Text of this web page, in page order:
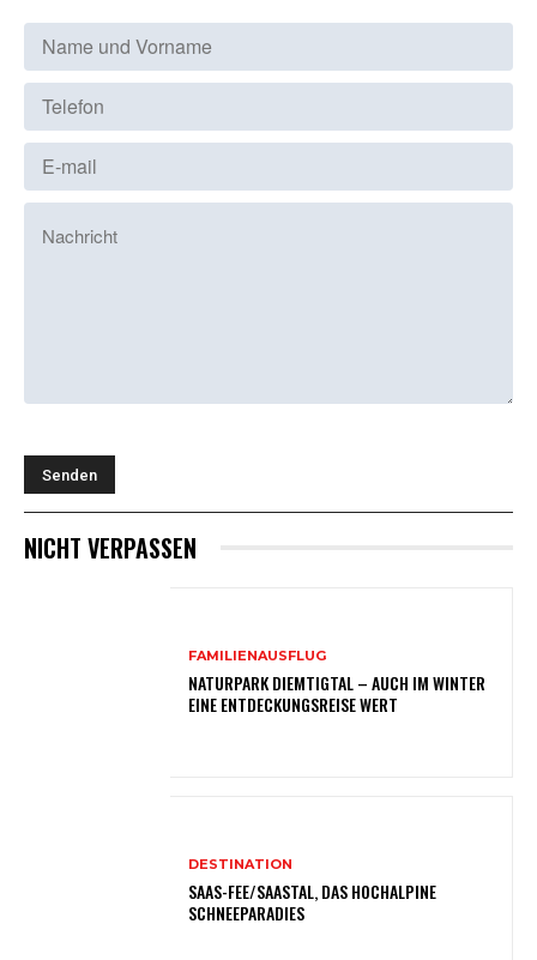
NICHT VERPASSEN
FAMILIENAUSFLUG
NATURPARK DIEMTIGTAL – AUCH IM WINTER
EINE ENTDECKUNGSREISE WERT
DESTINATION
SAAS-FEE/SAASTAL, DAS HOCHALPINE
SCHNEEPARADIES